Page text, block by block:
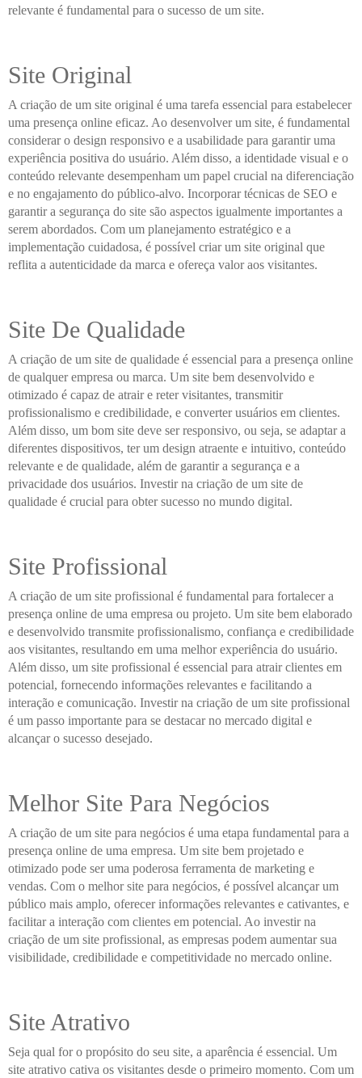
relevante é fundamental para o sucesso de um site.
Site Original
A criação de um site original é uma tarefa essencial para estabelecer
uma presença online eficaz. Ao desenvolver um site, é fundamental
considerar o design responsivo e a usabilidade para garantir uma
experiência positiva do usuário. Além disso, a identidade visual e o
conteúdo relevante desempenham um papel crucial na diferenciação
e no engajamento do público-alvo. Incorporar técnicas de SEO e
garantir a segurança do site são aspectos igualmente importantes a
serem abordados. Com um planejamento estratégico e a
implementação cuidadosa, é possível criar um site original que
reflita a autenticidade da marca e ofereça valor aos visitantes.
Site De Qualidade
A criação de um site de qualidade é essencial para a presença online
de qualquer empresa ou marca. Um site bem desenvolvido e
otimizado é capaz de atrair e reter visitantes, transmitir
profissionalismo e credibilidade, e converter usuários em clientes.
Além disso, um bom site deve ser responsivo, ou seja, se adaptar a
diferentes dispositivos, ter um design atraente e intuitivo, conteúdo
relevante e de qualidade, além de garantir a segurança e a
privacidade dos usuários. Investir na criação de um site de
qualidade é crucial para obter sucesso no mundo digital.
Site Profissional
A criação de um site profissional é fundamental para fortalecer a
presença online de uma empresa ou projeto. Um site bem elaborado
e desenvolvido transmite profissionalismo, confiança e credibilidade
aos visitantes, resultando em uma melhor experiência do usuário.
Além disso, um site profissional é essencial para atrair clientes em
potencial, fornecendo informações relevantes e facilitando a
interação e comunicação. Investir na criação de um site profissional
é um passo importante para se destacar no mercado digital e
alcançar o sucesso desejado.
Melhor Site Para Negócios
A criação de um site para negócios é uma etapa fundamental para a
presença online de uma empresa. Um site bem projetado e
otimizado pode ser uma poderosa ferramenta de marketing e
vendas. Com o melhor site para negócios, é possível alcançar um
público mais amplo, oferecer informações relevantes e cativantes, e
facilitar a interação com clientes em potencial. Ao investir na
criação de um site profissional, as empresas podem aumentar sua
visibilidade, credibilidade e competitividade no mercado online.
Site Atrativo
Seja qual for o propósito do seu site, a aparência é essencial. Um
site atrativo cativa os visitantes desde o primeiro momento. Com um